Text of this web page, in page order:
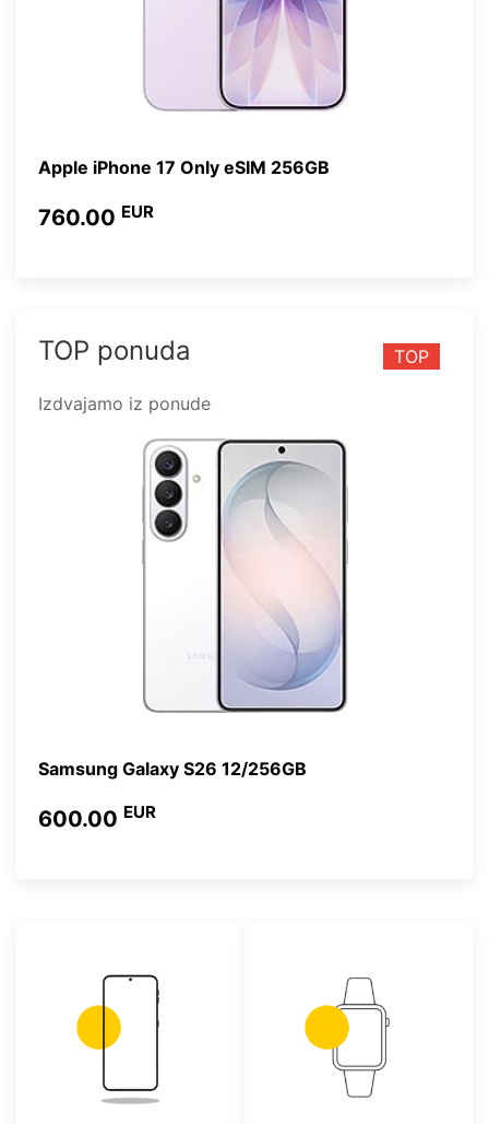
Apple iPhone 17 Only eSIM 256GB
760.00 EUR
TOP
TOP ponuda
Izdvajamo iz ponude
Samsung Galaxy S26 12/256GB
600.00 EUR